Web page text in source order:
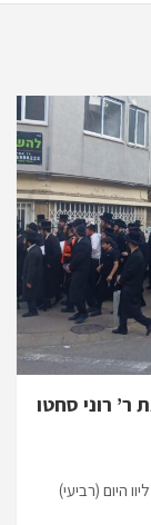
ר’ רוני סחטו
היום (רביעי)